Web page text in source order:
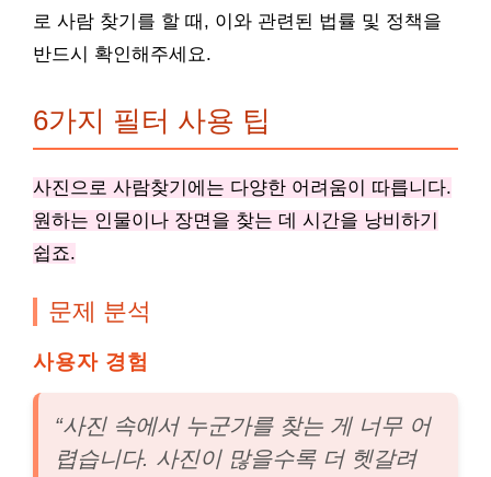
로 사람 찾기를 할 때, 이와 관련된 법률 및 정책을
반드시 확인해주세요.
6가지 필터 사용 팁
사진으로 사람찾기에는 다양한 어려움이 따릅니다.
원하는 인물이나 장면을 찾는 데 시간을 낭비하기
쉽죠.
문제 분석
사용자 경험
“사진 속에서 누군가를 찾는 게 너무 어
렵습니다. 사진이 많을수록 더 헷갈려